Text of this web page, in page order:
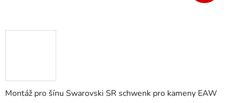
Montáž pro šínu Swarovski SR schwenk pro kameny EAW